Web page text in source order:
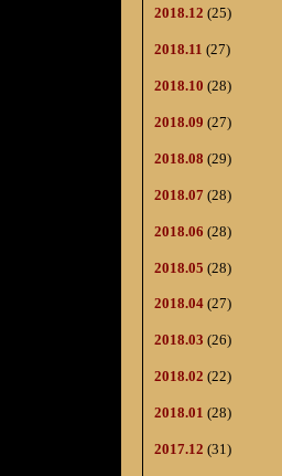
2018.12 (25)
2018.11 (27)
2018.10 (28)
2018.09 (27)
2018.08 (29)
2018.07 (28)
2018.06 (28)
2018.05 (28)
2018.04 (27)
2018.03 (26)
2018.02 (22)
2018.01 (28)
2017.12 (31)